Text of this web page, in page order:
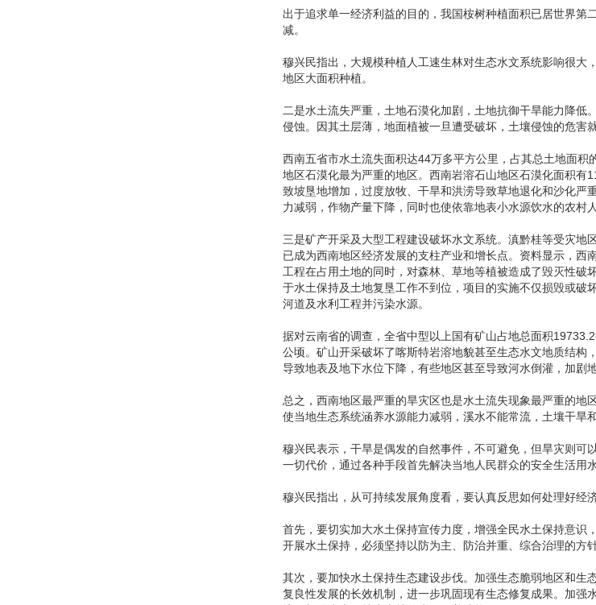
出于追求单一经济利益的目的，我国桉树种植面积已居世界
减。
穆兴民指出，大规模种植人工速生林对生态水文系统影响很
地区大面积种植。
二是水土流失严重，土地石漠化加剧，土地抗御干旱能力降
侵蚀。因其土层薄，地面植被一旦遭受破坏，土壤侵蚀的危害
西南五省市水土流失面积达44万多平方公里，占其总土地面
地区石漠化最为严重的地区。西南岩溶石山地区石漠化面积
致坡垦地增加，过度放牧、干旱和洪涝导致草地退化和沙化
力减弱，作物产量下降，同时也使依靠地表小水源饮水的农村
三是矿产开采及大型工程建设破坏水文系统。滇黔桂等受灾
已成为西南地区经济发展的支柱产业和增长点。资料显示，
工程在占用土地的同时，对森林、草地等植被造成了毁灭性
于水土保持及土地复垦工作不到位，项目的实施不仅损毁或
河道及水利工程并污染水源。
据对云南省的调查，全省中型以上国有矿山占地总面积
公顷。矿山开采破坏了喀斯特岩溶地貌甚至生态水文地质结
导致地表及地下水位下降，有些地区甚至导致河水倒灌，加剧
总之，西南地区最严重的旱灾区也是水土流失现象最严重的地
使当地生态系统涵养水源能力减弱，溪水不能常流，土壤干旱
穆兴民表示，干旱是偶发的自然事件，不可避免，但旱灾则
一切代价，通过各种手段首先解决当地人民群众的安全生活用
穆兴民指出，从可持续发展角度看，要认真反思如何处理好经
首先，要切实加大水土保持宣传力度，增强全民水土保持意识
开展水土保持，必须坚持以防为主、防治并重、综合治理的方
其次，要加快水土保持生态建设步伐。加强生态脆弱地区和
复良性发展的长效机制，进一步巩固现有生态修复成果。加